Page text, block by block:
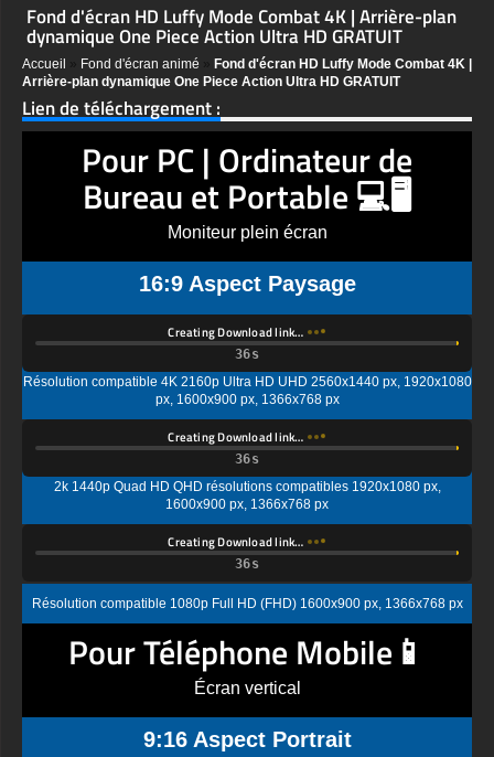
Fond d'écran HD Luffy Mode Combat 4K | Arrière-plan
dynamique One Piece Action Ultra HD GRATUIT
Accueil Fond d'écran animé
Fond d'écran HD Luffy Mode Combat 4K |
Arrière-plan dynamique One Piece Action Ultra HD GRATUIT
Lien de téléchargement :
Pour PC | Ordinateur de
Bureau et Portable 💻🖥️
Moniteur plein écran
16:9 Aspect Paysage
Creating Download link…
Résolution compatible 4K 2160p Ultra HD UHD 2560x1440 px, 1920x1080
px, 1600x900 px, 1366x768 px
Creating Download link…
2k 1440p Quad HD QHD résolutions compatibles 1920x1080 px,
Creating Download link…
Résolution compatible 1080p Full HD (FHD) 1600x900 px, 1366x768 px
Pour Téléphone Mobile📱
Écran vertical
9:16 Aspect Portrait
Creating Download link…